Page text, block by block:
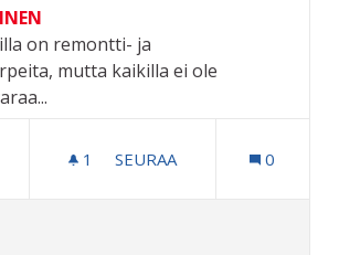
on remontti- ja
mutta kaikilla ei ole
1 1 SEURAAJA
SEURAA 0